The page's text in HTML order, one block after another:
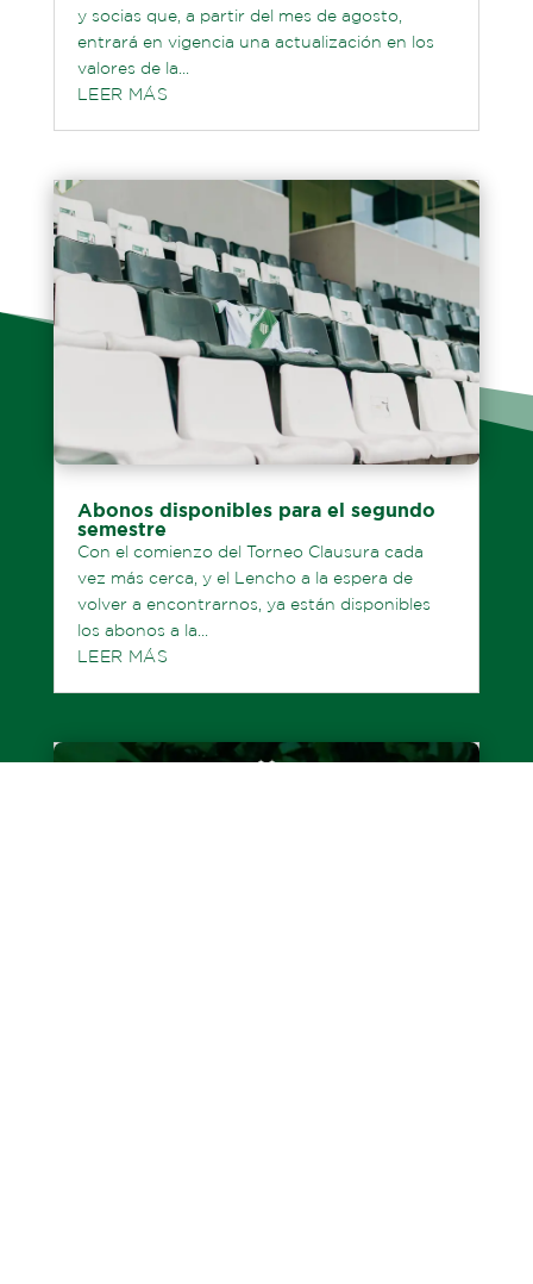
y socias que, a partir del mes de agosto,
entrará en vigencia una actualización en los
valores de la...
LEER MÁS
Abonos disponibles para el segundo
semestre
Con el comienzo del Torneo Clausura cada
vez más cerca, y el Lencho a la espera de
volver a encontrarnos, ya están disponibles
los abonos a la...
LEER MÁS